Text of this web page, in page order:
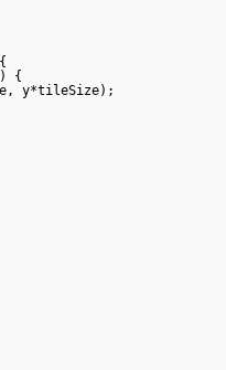
{
y*tileSize);